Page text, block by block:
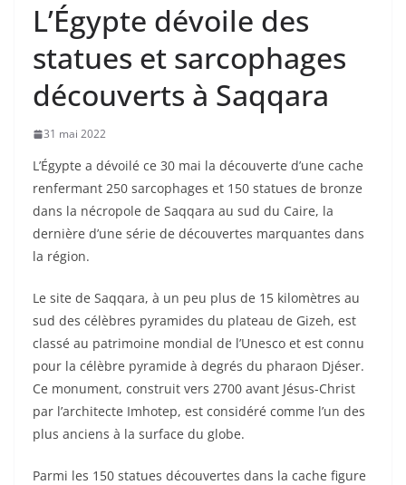
L’Égypte dévoile des
statues et sarcophages
découverts à Saqqara
31 mai 2022
L’Égypte a dévoilé ce 30 mai la découverte d’une cache
renfermant 250 sarcophages et 150 statues de bronze
dans la nécropole de Saqqara au sud du Caire, la
dernière d’une série de découvertes marquantes dans
la région.
Le site de Saqqara, à un peu plus de 15 kilomètres au
sud des célèbres pyramides du plateau de Gizeh, est
classé au patrimoine mondial de l’Unesco et est connu
pour la célèbre pyramide à degrés du pharaon Djéser.
Ce monument, construit vers 2700 avant Jésus-Christ
par l’architecte Imhotep, est considéré comme l’un des
plus anciens à la surface du globe.
Parmi les 150 statues découvertes dans la cache figure